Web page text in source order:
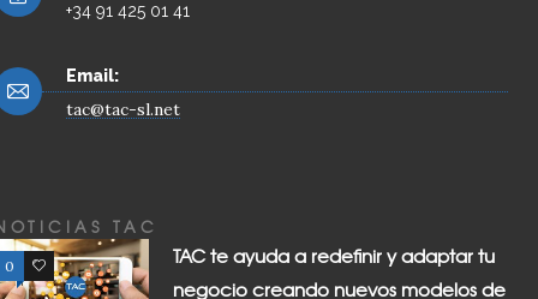
+34 91 425 01 41
Email:
tac@tac-sl.net
TAC
0 0
TAC te ayuda a redefinir y adaptar tu
negocio creando nuevos modelos de